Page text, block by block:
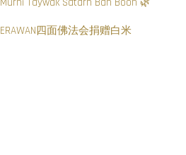
ERAWAN四面佛法会捐赠白米